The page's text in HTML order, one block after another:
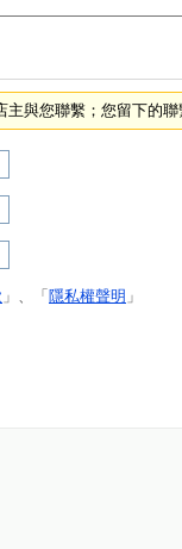
主與您聯繫；您留下的
」、「 隱私權聲明 」